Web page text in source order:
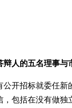
人的五名理事与
招标就委任新
包括在没有做独